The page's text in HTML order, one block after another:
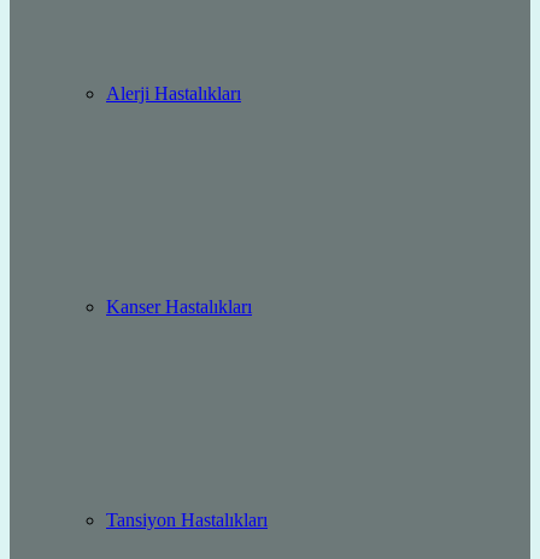
Alerji Hastalıkları
Kanser Hastalıkları
Tansiyon Hastalıkları